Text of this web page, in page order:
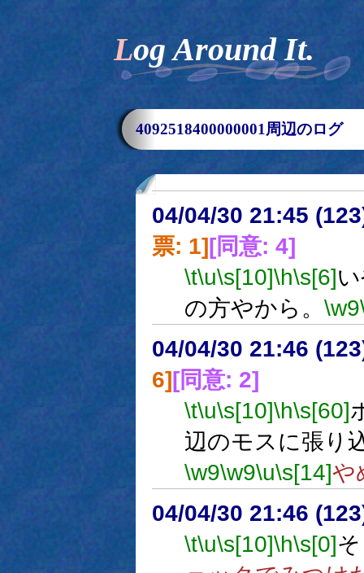
Log Around It.
4092518400000001周辺のログ
04/04/30 21:45
票: 1][同意: 4]
\t\u\s[10]\h\s[6]
の方やから。 \w9
04/04/30 21:46
6][同意: 2]
\t\u\s[10]\h\s[60]
辺のモスに張り
\w9\w9\u\s[14]や
04/04/30 21:46
\t\u\s[10]\h\s[0]